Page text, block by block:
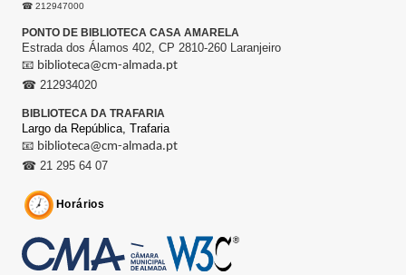
☎ 212947000
PONTO DE BIBLIOTECA CASA AMARELA
Estrada dos Álamos 402, CP 2810-260 Laranjeiro
📧 biblioteca@cm-almada.pt
☎ 212934020
BIBLIOTECA DA TRAFARIA
Largo da República, Trafaria
📧 biblioteca@cm-almada.pt
☎ 21 295 64 07
Horários